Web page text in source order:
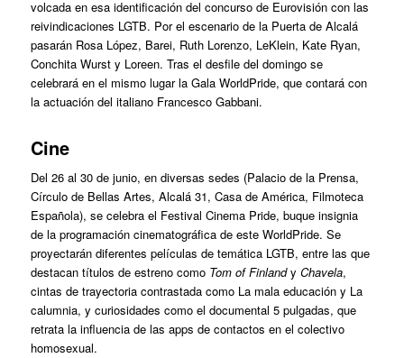
volcada en esa identificación del concurso de Eurovisión con las
reivindicaciones LGTB. Por el escenario de la Puerta de Alcalá
pasarán Rosa López, Barei, Ruth Lorenzo, LeKlein, Kate Ryan,
Conchita Wurst y Loreen. Tras el desfile del domingo se
celebrará en el mismo lugar la Gala WorldPride, que contará con
la actuación del italiano Francesco Gabbani.
Cine
Del 26 al 30 de junio, en diversas sedes (Palacio de la Prensa,
Círculo de Bellas Artes, Alcalá 31, Casa de América, Filmoteca
Española), se celebra el Festival Cinema Pride, buque insignia
de la programación cinematográfica de este WorldPride. Se
proyectarán diferentes películas de temática LGTB, entre las que
destacan títulos de estreno como Tom of Finlandy Chavela,
cintas de trayectoria contrastada como La mala educación y La
calumnia, y curiosidades como el documental 5 pulgadas, que
retrata la influencia de las apps de contactos en el colectivo
homosexual.